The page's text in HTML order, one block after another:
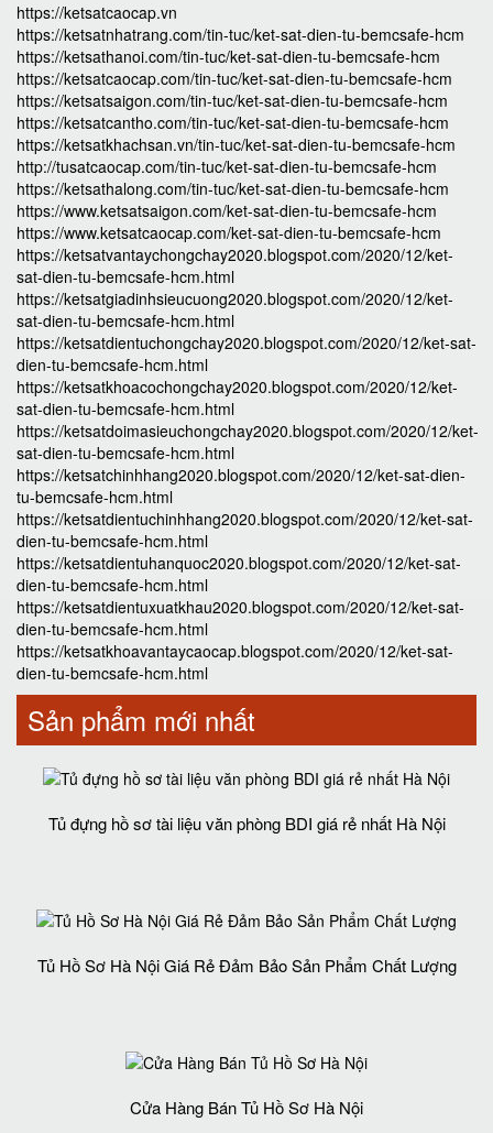
https://ketsatcaocap.vn
https://ketsatnhatrang.com/tin-tuc/ket-sat-dien-tu-bemcsafe-hcm
https://ketsathanoi.com/tin-tuc/ket-sat-dien-tu-bemcsafe-hcm
https://ketsatcaocap.com/tin-tuc/ket-sat-dien-tu-bemcsafe-hcm
https://ketsatsaigon.com/tin-tuc/ket-sat-dien-tu-bemcsafe-hcm
https://ketsatcantho.com/tin-tuc/ket-sat-dien-tu-bemcsafe-hcm
https://ketsatkhachsan.vn/tin-tuc/ket-sat-dien-tu-bemcsafe-hcm
http://tusatcaocap.com/tin-tuc/ket-sat-dien-tu-bemcsafe-hcm
https://ketsathalong.com/tin-tuc/ket-sat-dien-tu-bemcsafe-hcm
https://www.ketsatsaigon.com/ket-sat-dien-tu-bemcsafe-hcm
https://www.ketsatcaocap.com/ket-sat-dien-tu-bemcsafe-hcm
https://ketsatvantaychongchay2020.blogspot.com/2020/12/ket-
sat-dien-tu-bemcsafe-hcm.html
https://ketsatgiadinhsieucuong2020.blogspot.com/2020/12/ket-
sat-dien-tu-bemcsafe-hcm.html
https://ketsatdientuchongchay2020.blogspot.com/2020/12/ket-sat-
dien-tu-bemcsafe-hcm.html
https://ketsatkhoacochongchay2020.blogspot.com/2020/12/ket-
sat-dien-tu-bemcsafe-hcm.html
https://ketsatdoimasieuchongchay2020.blogspot.com/2020/12/ket-
sat-dien-tu-bemcsafe-hcm.html
https://ketsatchinhhang2020.blogspot.com/2020/12/ket-sat-dien-
tu-bemcsafe-hcm.html
https://ketsatdientuchinhhang2020.blogspot.com/2020/12/ket-sat-
dien-tu-bemcsafe-hcm.html
https://ketsatdientuhanquoc2020.blogspot.com/2020/12/ket-sat-
dien-tu-bemcsafe-hcm.html
https://ketsatdientuxuatkhau2020.blogspot.com/2020/12/ket-sat-
dien-tu-bemcsafe-hcm.html
https://ketsatkhoavantaycaocap.blogspot.com/2020/12/ket-sat-
dien-tu-bemcsafe-hcm.html
Sản phẩm mới nhất
Tủ đựng hồ sơ tài liệu văn phòng BDI giá rẻ nhất Hà Nội
Tủ Hồ Sơ Hà Nội Giá Rẻ Đảm Bảo Sản Phẩm Chất Lượng‎
Cửa Hàng Bán Tủ Hồ Sơ Hà Nội